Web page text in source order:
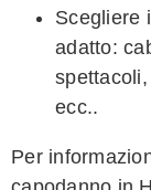
Scegliere
adatto:
ecc..
Per